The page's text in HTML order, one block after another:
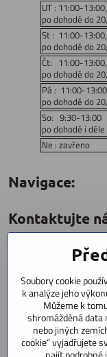
UT : 11:00-
po dohodě do
St : 11:00-
po dohodě do
Čt: 11:00-
po dohodě do
Pá : 11:00-
po dohodě do
So: 9:30-13:00
po dohodě i déle
Ne : zavřeno
Navigace:
Kontaktujte
CYCLESTAR
Praha 5 Radotín
153 00
+420 602
+420 723
Soubory cookie
k analýze jeho
Můžeme k
shromážděná data
nebo jiných
cookie“ vyjadřujete